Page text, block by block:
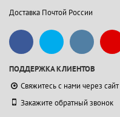
Доставка Почтой России
ПОДДЕРЖКА КЛИЕНТОВ
Свяжитесь с нами через сайт
Закажите обратный звонок